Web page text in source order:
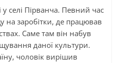
селі Пірванча. Певний час
на заробітки, де працював
Саме там він набув
даної культури.
чоловік вирішив